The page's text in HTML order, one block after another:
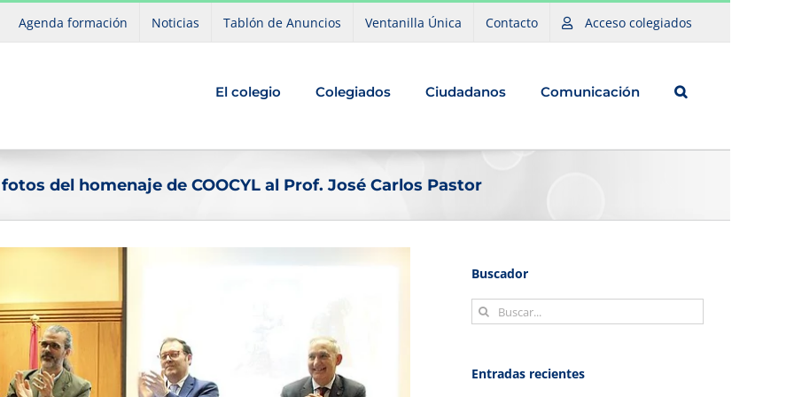
Agenda formación Noticias Tablón de Anuncios Ventanilla Única Contacto Acceso colegiados
El colegio Colegiados Ciudadanos Comunicación
del homenaje de COOCYL al Prof. José Carlos Pastor
Buscador
Buscar:
Entradas recientes